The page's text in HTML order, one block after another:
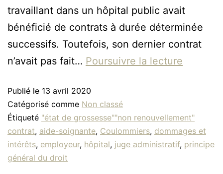
travaillant dans un hôpital public avait
bénéficié de contrats à durée déterminée
successifs. Toutefois, son dernier contrat
n’avait pas fait… Poursuivre la lecture
Publié le 13 avril 2020
Catégorisé comme Non classé
Étiqueté "état de grossesse""non renouvellement"
contrat, aide-soignante, Coulommiers, dommages et
intérêts, employeur, hôpital, juge administratif, principe
général du droit